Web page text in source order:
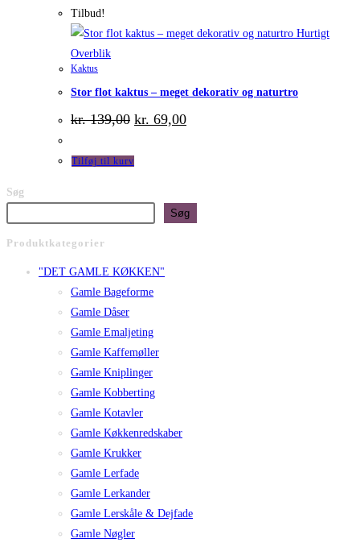
Tilbud!
Hurtigt
Overblik
Kaktus
Stor flot kaktus – meget dekorativ og naturtro
kr.139,00 Den
oprindelige
var:
kr. 69,00Den
aktuelle
Tilføj til kurv
Søg
Søg
Produktkategorier
"DET GAMLE KØKKEN"
Gamle Bageforme
Gamle Dåser
Gamle Emaljeting
Gamle Kaffemøller
Gamle Kniplinger
Gamle Kobberting
Gamle Kotavler
Gamle Køkkenredskaber
Gamle Krukker
Gamle Lerfade
Gamle Lerkander
Gamle Lerskåle & Dejfade
Gamle Nøgler